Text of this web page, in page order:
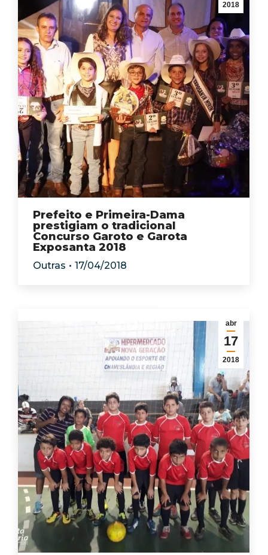
2018
Prefeito e Primeira-Dama
prestigiam o tradicional
Concurso Garoto e Garota
Exposanta 2018
Outras 17/04/2018
abr
17
2018